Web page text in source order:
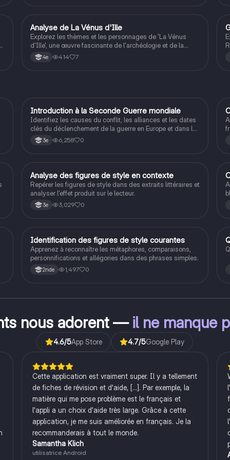
Français
Analyse de La Vénus d'Ille
Explorez les thèmes et les personnages de 'La Vénus
d'Ille', une œuvre fascinante de l'archéologie et de la
tragédie. Ce résumé met en lumière la découverte de la
statue antique, les tensions entre les personnages, et les
4e 414 7
IHistoire
Introduction à la Seconde Guerre mondiale
Identifiez les causes du conflit, les alliances et les dates
clés du déclenchement de la guerre en Europe et dans le
Pacifique.
3e 6,258 0
AFrançais
Analyse des figures de style en contexte
Repérer les figures de style dans des extraits littéraires et
analyser l'effet produit sur le lecteur.
3e 3,029 0
IFrançais
Identification des figures de style courantes
Apprenez à reconnaître les métaphores, comparaisons,
personnifications et allégories dans des phrases simples.
2nde 1,497 0
nous adorent —il ne manque
4.6/5App Store 4.7/5Google Play
Cette application est vraiment super. Il y a tellement
de fiches de révision et d'aide, [...]. Par exemple, la
matière qui me pose problème est le français et
l'appli a un choix d'aide très large. Grâce à cette
application, je me suis améliorée en français. Je la
recommanderais à tout le monde.
Samantha Klich
utilisatrice Android